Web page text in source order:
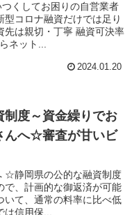
くしてお困りの自営業者
コロナ融資だけでは足り
先は親切・丁寧 融資可決率
ネット...
2024.01.20
制度～資金繰りでお
んへ☆審査が甘いビ
☆静岡県の公的な融資制度
、計画的な御返済が可能
て、通常の料率に比べ低
は信用保...